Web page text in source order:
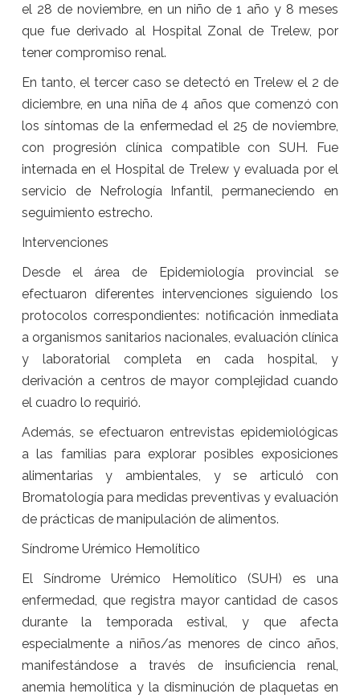
el 28 de noviembre, en un niño de 1 año y 8 meses
que fue derivado al Hospital Zonal de Trelew, por
tener compromiso renal.
En tanto, el tercer caso se detectó en Trelew el 2 de
diciembre, en una niña de 4 años que comenzó con
los síntomas de la enfermedad el 25 de noviembre,
con progresión clínica compatible con SUH. Fue
internada en el Hospital de Trelew y evaluada por el
servicio de Nefrología Infantil, permaneciendo en
seguimiento estrecho.
Intervenciones
Desde el área de Epidemiología provincial se
efectuaron diferentes intervenciones siguiendo los
protocolos correspondientes: notificación inmediata
a organismos sanitarios nacionales, evaluación clínica
y laboratorial completa en cada hospital, y
derivación a centros de mayor complejidad cuando
el cuadro lo requirió.
Además, se efectuaron entrevistas epidemiológicas
a las familias para explorar posibles exposiciones
alimentarias y ambientales, y se articuló con
Bromatología para medidas preventivas y evaluación
de prácticas de manipulación de alimentos.
Síndrome Urémico Hemolítico
El Síndrome Urémico Hemolítico (SUH) es una
enfermedad, que registra mayor cantidad de casos
durante la temporada estival, y que afecta
especialmente a niños/as menores de cinco años,
manifestándose a través de insuficiencia renal,
anemia hemolítica y la disminución de plaquetas en